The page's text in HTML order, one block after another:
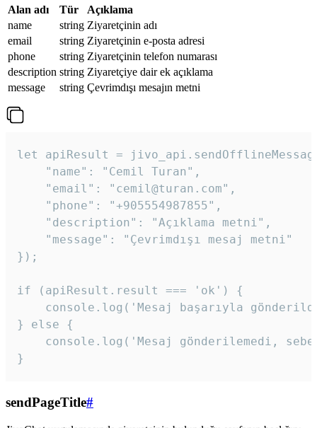
Alan adı Tür
Açıklama
name
string Ziyaretçinin adı
email
string Ziyaretçinin e-posta adresi
phone
string Ziyaretçinin telefon numarası
description string Ziyaretçiye dair ek açıklama
message
string Çevrimdışı mesajın metni
let apiResult =
    "name": "Cemil Turan",
    "email": "cemil@turan.com",
    "phone": "+905554987855",
    "description": "Açıklama metni",
    "message": "Çevrimdışı mesaj metni"
});
if (apiResult.result === 'ok') {
console.log('Mesaj başarıyla
} else {
console.log('Mesaj gönderilemedi,
}
sendPageTitle#